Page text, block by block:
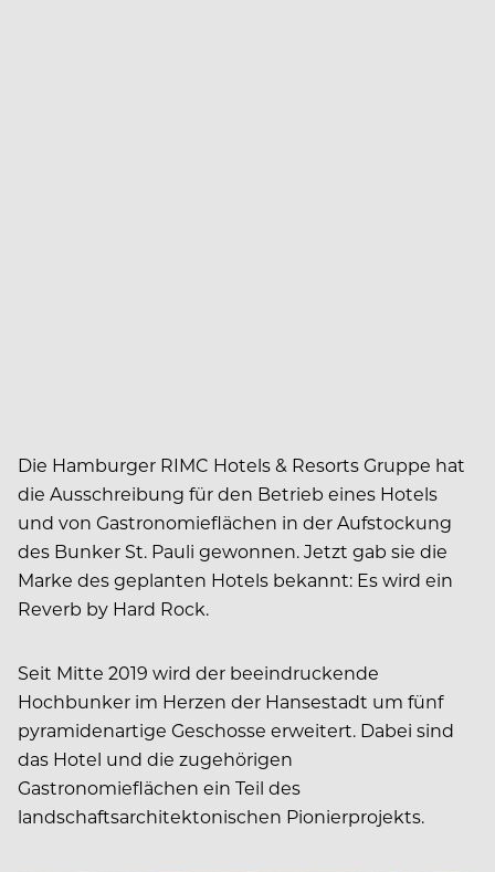
Die Hamburger RIMC Hotels & Resorts Gruppe hat
die Ausschreibung für den Betrieb eines Hotels
und von Gastronomieflächen in der Aufstockung
des Bunker St. Pauli gewonnen. Jetzt gab sie die
Marke des geplanten Hotels bekannt: Es wird ein
Reverb by Hard Rock.
Seit Mitte 2019 wird der beeindruckende
Hochbunker im Herzen der Hansestadt um fünf
pyramidenartige Geschosse erweitert. Dabei sind
das Hotel und die zugehörigen
Gastronomieflächen ein Teil des
landschaftsarchitektonischen Pionierprojekts.